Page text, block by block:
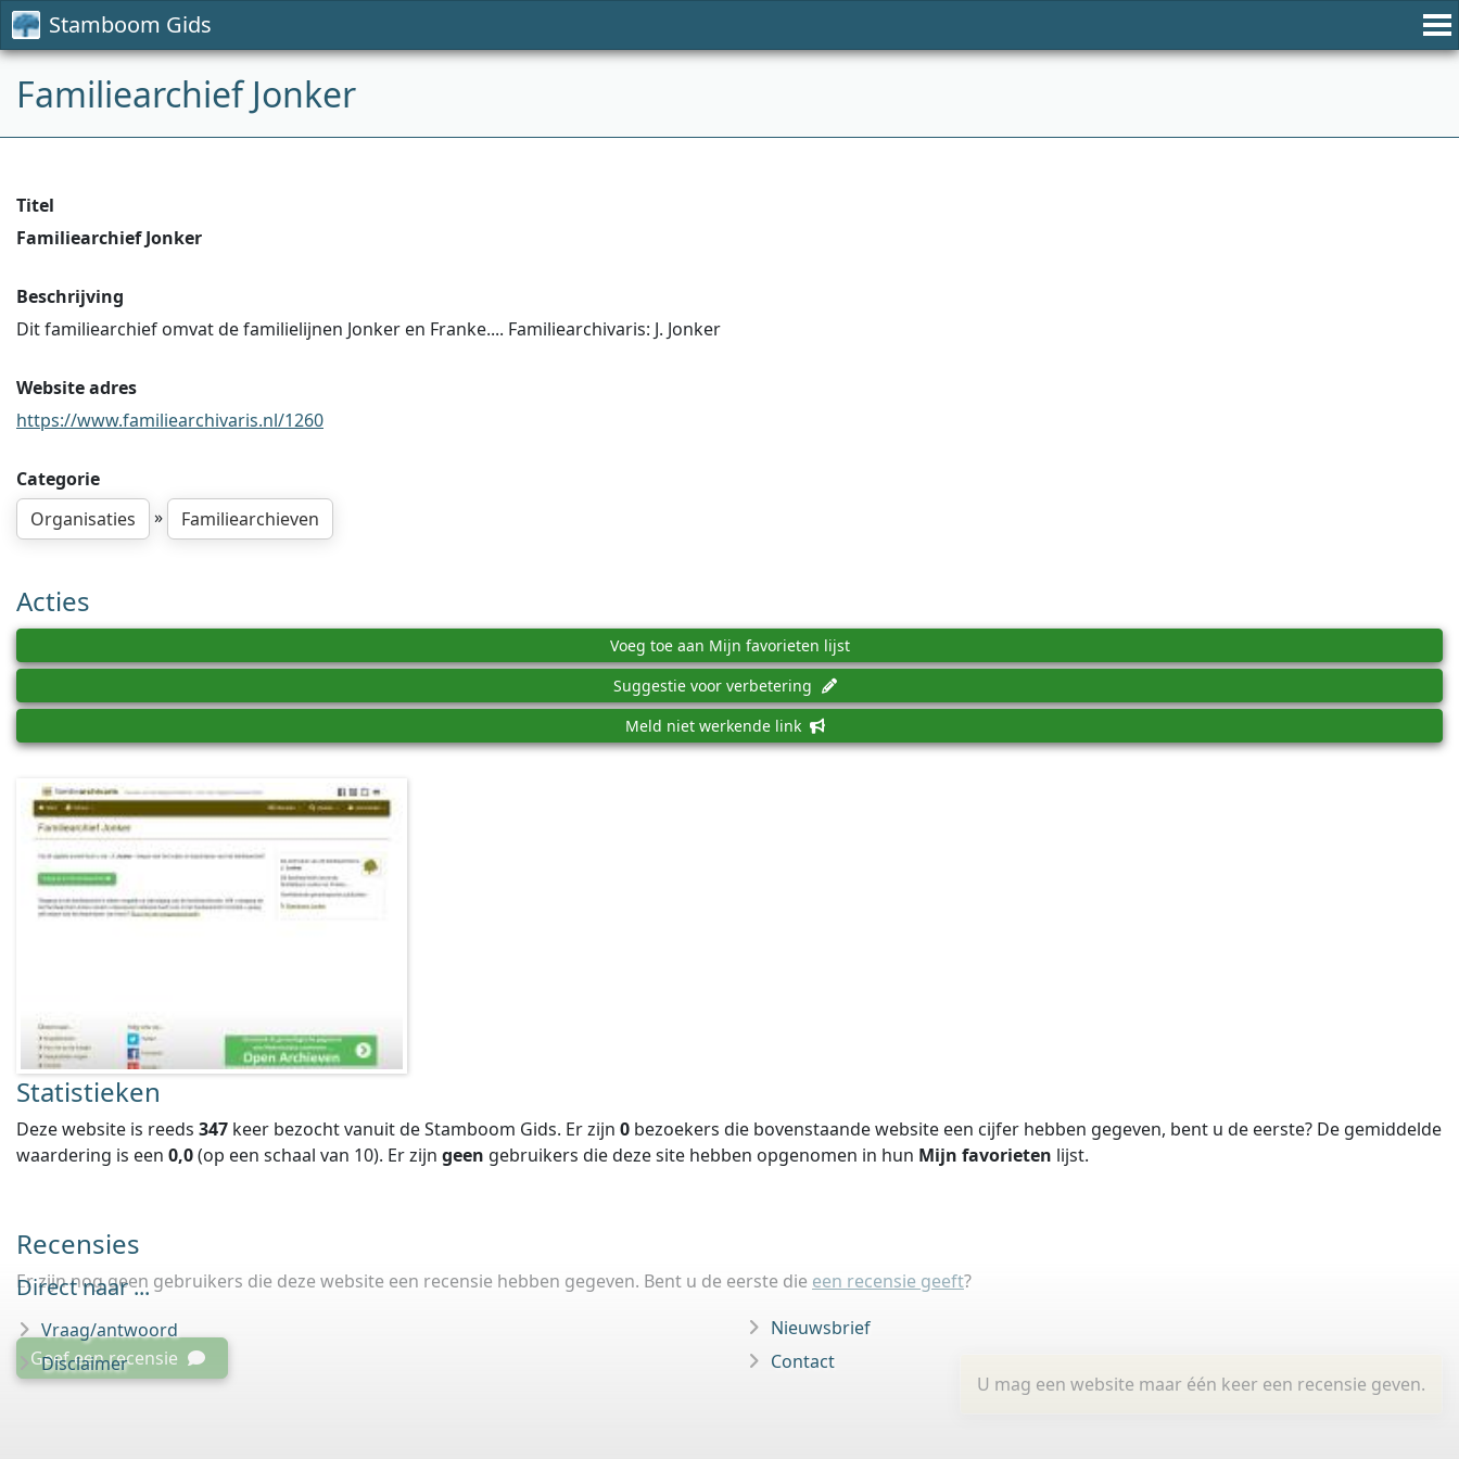
Stamboom Gids
Familiearchief Jonker
Titel
Familiearchief Jonker
Beschrijving
Dit familiearchief omvat de familielijnen Jonker en Franke.... Familiearchivaris: J. Jonker
Website adres
https://www.familiearchivaris.nl/1260
Categorie
Organisaties
» Familiearchieven
Acties
Voeg toe aan Mijn favorieten lijst
Suggestie voor verbetering
Meld niet werkende link
Statistieken
Deze website is reeds 347 keer bezocht vanuit de Stamboom Gids. Er zijn 0 bezoekers die bovenstaande website een cijfer hebben gegeven, bent u de eerste? De gemiddelde
waardering is een 0,0(op een schaal van 10). Er zijn geen gebruikers die deze site hebben opgenomen in hun Mijn favorieten lijst.
Recensies
Er zijn nog geen gebruikers die deze website een recensie hebben gegeven. Bent u de eerste die een recensie geeft?
U mag een website maar één keer een recensie geven.
Geef een recensie
Direct naar ...
Vraag/antwoord
Disclaimer
Nieuwsbrief
Contact